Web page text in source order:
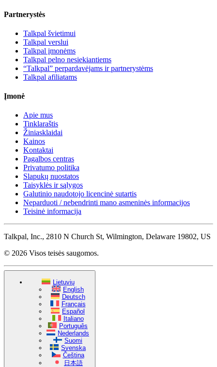
Partnerystės
Talkpal švietimui
Talkpal verslui
Talkpal įmonėms
Talkpal pelno nesiekiantiems
“Talkpal” perpardavėjams ir partnerystėms
Talkpal afiliatams
Įmonė
Apie mus
Tinklaraštis
Žiniasklaidai
Kainos
Kontaktai
Pagalbos centras
Privatumo politika
Slapukų nuostatos
Taisyklės ir sąlygos
Galutinio naudotojo licencinė sutartis
Neparduoti / nebendrinti mano asmeninės informacijos
Teisinė informacija
Talkpal, Inc., 2810 N Church St, Wilmington, Delaware 19802, US
© 2026 Visos teisės saugomos.
Lietuvių
English
Deutsch
Français
Español
Italiano
Português
Nederlands
Suomi
Svenska
Čeština
日本語